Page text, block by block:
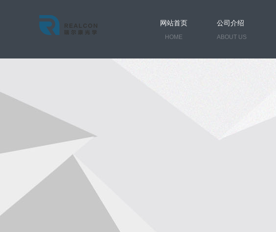
网站首页
HOME
公司介绍
ABOUT US